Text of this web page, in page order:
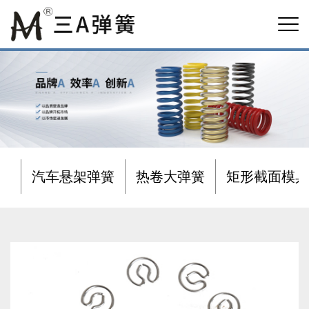
汽车悬架弹簧 热卷大弹簧 矩形截面模